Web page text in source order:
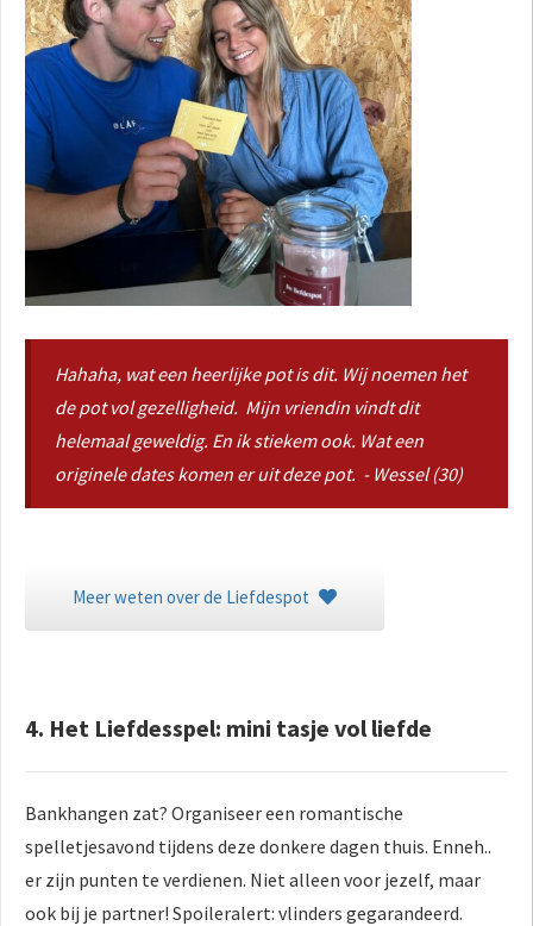
Hahaha, wat een heerlijke pot is dit. Wij noemen het
de pot vol gezelligheid. Mijn vriendin vindt dit
helemaal geweldig. En ik stiekem ook. Wat een
originele dates komen er uit deze pot. - Wessel (30)
Meer weten over de Liefdespot
4. Het Liefdesspel: mini tasje vol liefde
Bankhangen zat? Organiseer een romantische
spelletjesavond tijdens deze donkere dagen thuis. Enneh..
er zijn punten te verdienen. Niet alleen voor jezelf, maar
ook bij je partner! Spoileralert: vlinders gegarandeerd.